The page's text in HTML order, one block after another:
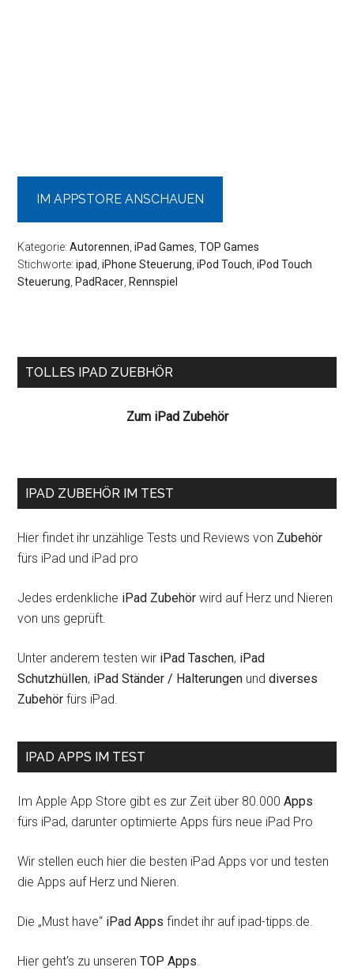
IM APPSTORE ANSCHAUEN
Kategorie:Autorennen ,iPad Games ,TOP Games
Stichworte:ipad ,iPhone Steuerung ,iPod Touch ,iPod Touch
Steuerung PadRacer Rennspiel
Seitenspalte
TOLLES IPAD ZUEBHÖR
Zum iPad Zubehör
IPAD ZUBEHÖR IM TEST
Hier findet ihr unzählige Tests und Reviews von Zubehör
fürs iPad und iPad pro
Jedes erdenkliche iPad Zubehör wird auf Herz und Nieren
von uns geprüft.
Unter anderem testen wir iPad Taschen, iPad
Schutzhüllen, iPad Ständer / Halterungen unddiverses
Zubehör fürs iPad.
IPAD APPS IM TEST
Im Apple App Store gibt es zur Zeit über 80.000Apps
fürs iPad, darunter optimierte Apps fürs neue iPad Pro
Wir stellen euch hier die besten iPad Apps vor und testen
die Apps auf Herz und Nieren.
Die „Must have“ iPad Apps findet ihr auf ipad-tipps.de.
Hier geht's zu unserenTOP Apps.